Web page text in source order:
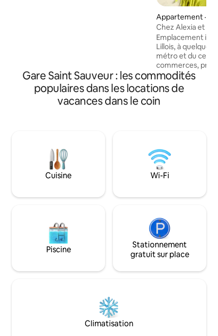
Appartement ·
Chez Alexia et
Emplacement
Lillois, à quelques
métro et du
commerces,
élégant et cosy.
entièrement
sensible aux
compose d'une
ascenseur d'une
une famille de 4
Gare Saint Sauveur : les commodités
populaires dans les locations de
vacances dans le coin
Cuisine Wi-Fi
Piscine
Stationnement
gratuit sur place
Climatisation